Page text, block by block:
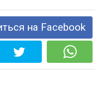
на Facebook